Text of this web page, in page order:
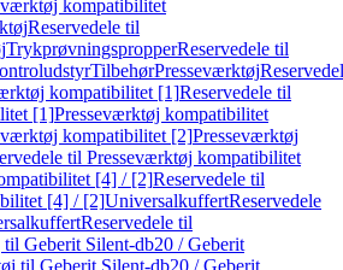
kompatibilitet
Reservedele til
TrykprøvningspropperReservedele til
TilbehørPresseværktøj
kompatibilitet [1]Reservedele til
[1]Presseværktøj kompatibilitet
kompatibilitet [2]Presseværktøj
til Presseværktøj kompatibilitet
[4] / [2]Reservedele til
[4] / [2]UniversalkuffertReservedele
Reservedele til
Geberit Silent-db20 / Geberit
til Geberit Silent-db20 / Geberit